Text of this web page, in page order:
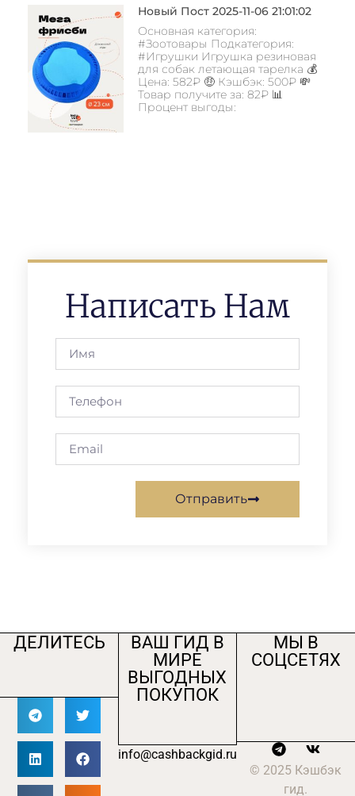
Новый Пост 2025-11-06 21:01:02
Основная категория:
#Зоотовары Подкатегория:
#Игрушки Игрушка резиновая
для собак летающая тарелка 💰
Цена: 582₽ 🤑 Кэшбэк: 500₽ 💸
Товар получите за: 82₽ 📊
Процент выгоды:
Написать Нам
Отправить
ДЕЛИТЕСЬ
ВАШ ГИД В
МИРЕ
ВЫГОДНЫХ
ПОКУПОК
info@cashbackgid.ru
МЫ В
СОЦСЕТЯХ
© 2025 Кэшбэк
гид.